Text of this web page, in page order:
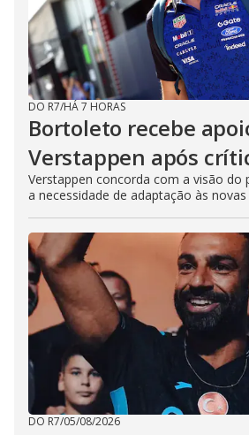
DO R7/HÁ 7 HORAS
Bortoleto recebe
Verstappen após
Verstappen concorda com a visão do
a necessidade de adaptação às
DO R7/05/08/2026